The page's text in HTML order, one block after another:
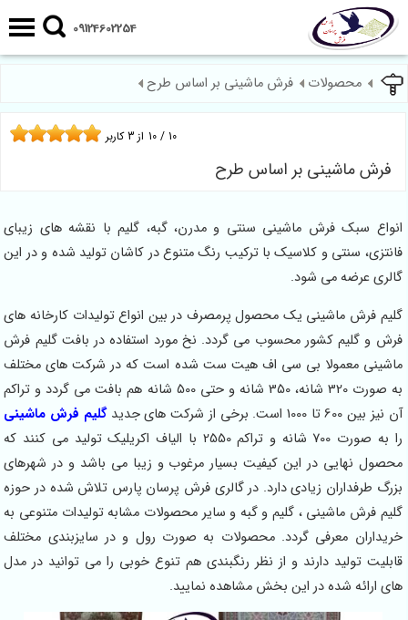
09124602254
محصولات فرش ماشینی بر اساس طرح
فرش ماشینی بر اساس طرح
10 / 10 از 3کاربر
انواع سبک فرش ماشینی سنتی و مدرن، گبه، گلیم با نقشه های زیبای
فانتزی، سنتی و کلاسیک با ترکیب رنگ متنوع در کاشان تولید شده و در این
گالری عرضه می شود.
گلیم فرش ماشینی یک محصول پرمصرف در بین انواع تولیدات کارخانه های
فرش و گلیم کشور محسوب می گردد. نخ مورد استفاده در بافت گلیم فرش
ماشینی معمولا بی سی اف هیت ست شده است که در شرکت های مختلف
به صورت 320 شانه، 350 شانه و حتی 500 شانه هم بافت می گردد و تراکم
آن نیز بین 600 تا 1000 است. برخی از شرکت های جدید
گلیم فرش ماشینی
را به صورت 700 شانه و تراکم 2550 با الیاف اکریلیک تولید می کنند که
محصول نهایی در این کیفیت بسیار مرغوب و زیبا می باشد و در شهرهای
بزرگ طرفداران زیادی دارد. در گالری فرش پرسان پارس تلاش شده در حوزه
گلیم فرش ماشینی ، گلیم و گبه و سایر محصولات مشابه تولیدات متنوعی به
خریداران معرفی گردد. محصولات به صورت رول و در سایزبندی مختلف
قابلیت تولید دارند و از نظر رنگبندی هم تنوع خوبی را می توانید در مدل
های ارائه شده در این بخش مشاهده نمایید.